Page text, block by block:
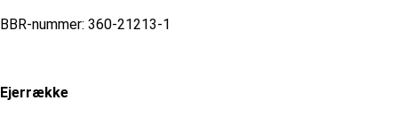
BBR-nummer: 360-21213-1
Ejerrække